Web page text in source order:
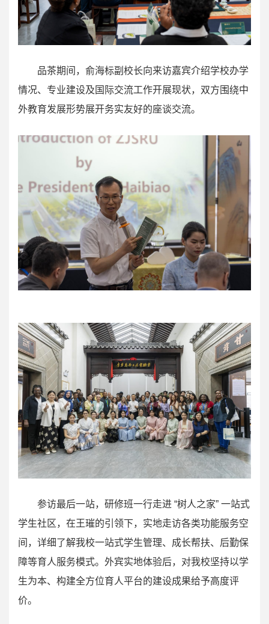
品茶期间，俞海标副校长向来访嘉宾介绍学校办学
情况、专业建设及国际交流工作开展现状，双方围绕中
外教育发展形势展开务实友好的座谈交流。
参访最后一站，研修班一行走进 “树人之家” 一站式
学生社区，在王璀的引领下，实地走访各类功能服务空
间，详细了解我校一站式学生管理、成长帮扶、后勤保
障等育人服务模式。外宾实地体验后，对我校坚持以学
生为本、构建全方位育人平台的建设成果给予高度评
价。